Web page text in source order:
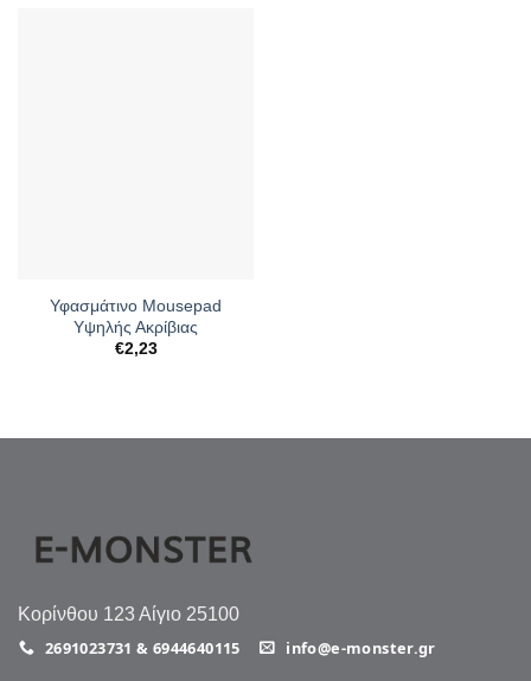
Υφασμάτινο Mousepad
Υψηλής Ακρίβιας
€2,23
Κορίνθου 123 Αίγιο 25100
2691023731 & 6944640115 info@e-monster.gr